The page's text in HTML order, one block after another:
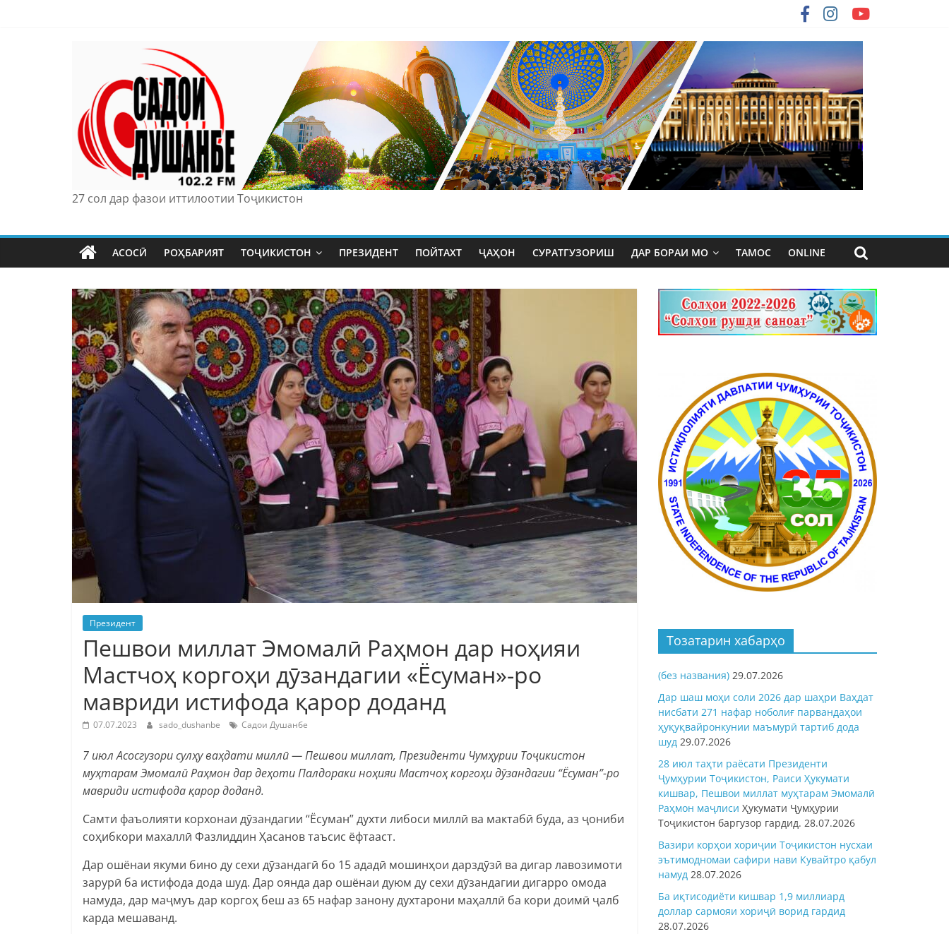
27 сол дар фазои иттилоотии Тоҷикистон
АСОСӢ РОҲБАРИЯТ ТОҶИКИСТОН ПРЕЗИДЕНТ ПОЙТАХТ ҶАҲОН СУРАТГУЗОРИШ ДАР БОРАИ МО ТАМОС ONLINE
Президент
Пешвои миллат Эмомалӣ Раҳмон дар ноҳияи
Мастчоҳ коргоҳи дӯзандагии «Ёсуман»-ро
мавриди истифода қарор доданд
07.07.2023 sado_dushanbe Садои Душанбе
7 июл Асосгузори сулҳу ваҳдати миллӣ — Пешвои миллат, Президенти Чумҳурии Тоҷикистон
муҳтарам Эмомалӣ Раҳмон дар деҳоти Палдораки ноҳияи Мастчоҳ коргоҳи дӯзандагии “Ёсуман”-ро
мавриди истифода қарор доданд.
Самти фаъолияти корхонаи дӯзандагии “Ёсуман” духти либоси миллӣ ва мактабӣ буда, аз ҷониби
соҳибкори махаллӣ Фазлиддин Ҳасанов таъсис ёфтааст.
Дар ошёнаи якуми бино ду сехи дӯзандагӣ бо 15 ададӣ мошинҳои дарздӯзӣ ва дигар лавозимоти
зарурӣ ба истифода дода шуд. Дар оянда дар ошёнаи дуюм ду сехи дӯзандагии дигарро омода
намуда, дар маҷмуъ дар коргоҳ беш аз 65 нафар занону духтарони маҳаллӣ ба кори доимӣ ҷалб
карда мешаванд.
Тозатарин хабарҳо
(без названия) 29.07.2026
Дар шаш моҳи соли 2026 дар шаҳри Ваҳдат
нисбати 271 нафар ноболиғ парвандаҳои
ҳуқуқвайронкунии маъмурӣ тартиб дода
шуд 29.07.2026
28 июл таҳти раёсати Президенти
Ҷумҳурии Тоҷикистон, Раиси Ҳукумати
кишвар, Пешвои миллат муҳтарам Эмомалӣ
Раҳмон маҷлиси Ҳукумати Ҷумҳурии
Тоҷикистон баргузор гардид. 28.07.2026
Вазири корҳои хориҷии Тоҷикистон нусхаи
эътимодномаи сафири нави Кувайтро қабул
намуд 28.07.2026
Ба иқтисодиёти кишвар 1,9 миллиард
доллар сармояи хориҷӣ ворид гардид
28.07.2026